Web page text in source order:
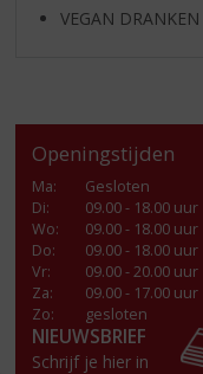
VEGAN DRANKEN
Openingstijden
Ma:
Gesloten
Di:
09.00 - 18.00 uur
Wo:
09.00 - 18.00 uur
Do:
09.00 - 18.00 uur
Vr:
09.00 - 20.00 uur
Za:
09.00 - 17.00 uur
Zo:
gesloten
NIEUWSBRIEF
Schrijf je hier in